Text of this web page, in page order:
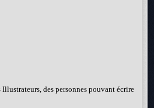
des personnes pouvant écrire